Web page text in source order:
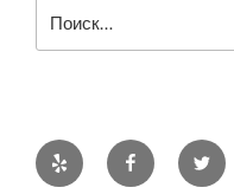
Yelp FacebookTwitter